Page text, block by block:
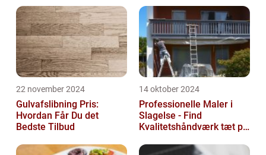
22 november 2024
Gulvafslibning Pris:
Hvordan Får Du det
Bedste Tilbud
14 oktober 2024
Professionelle Maler i
Slagelse - Find
Kvalitetshåndværk tæt på